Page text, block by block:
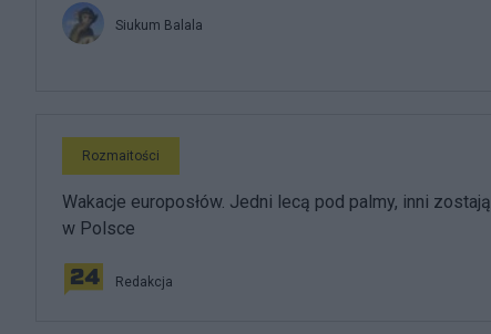
Siukum Balala
Rozmaitości
Wakacje europosłów. Jedni lecą pod palmy, inni zostają
w Polsce
Redakcja